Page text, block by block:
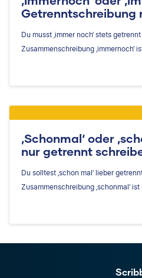
Getrenntschreibung
Du musst ‚immer noch‘ stets
Zusammenschreibung ‚immernoch‘
‚Schonmal‘ oder
nur getrennt
Du solltest ‚schon mal‘ lieber
Zusammenschreibung ‚schonmal‘